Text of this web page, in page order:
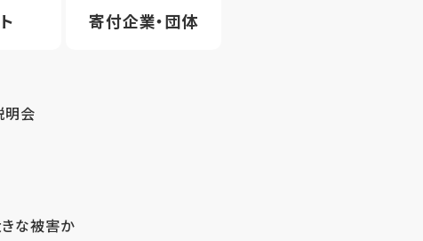
寄付企業・団体
明会
な被害か